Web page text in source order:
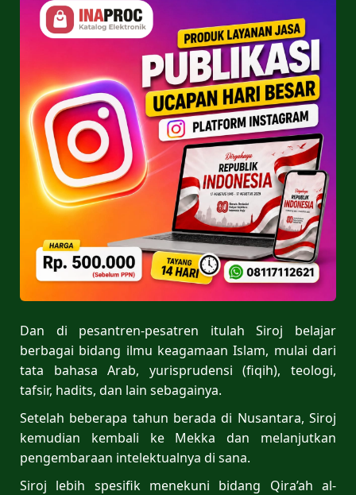
Dan di pesantren-pesatren itulah Siroj belajar
berbagai bidang ilmu keagamaan Islam, mulai dari
tata bahasa Arab, yurisprudensi (fiqih), teologi,
tafsir, hadits, dan lain sebagainya.
Setelah beberapa tahun berada di Nusantara, Siroj
kemudian kembali ke Mekka dan melanjutkan
pengembaraan intelektualnya di sana.
Siroj lebih spesifik menekuni bidang Qira’ah al-